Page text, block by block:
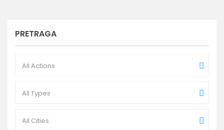
PRETRAGA
All Actions
All Types
All Cities